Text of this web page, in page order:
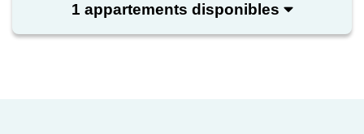
1 appartements disponibles